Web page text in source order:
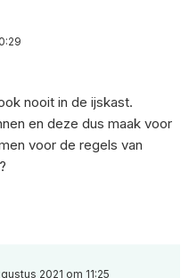
nooit in de ijskast.
en deze dus maak voor
voor de regels van
2021 om 11:25